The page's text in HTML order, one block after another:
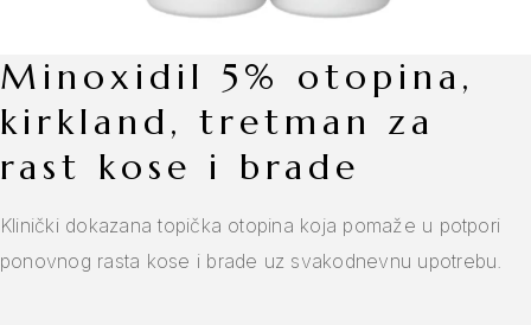
minoxidil 5% otopina,
kirkland, tretman za
rast kose i brade
Klinički dokazana topička otopina koja pomaže u potpori
ponovnog rasta kose i brade uz svakodnevnu upotrebu.